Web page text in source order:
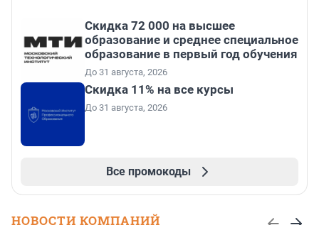
Скидка 72 000 на высшее
образование и среднее специальное
образование в первый год обучения
До 31 августа, 2026
Скидка 11% на все курсы
До 31 августа, 2026
Все промокоды
НОВОСТИ КОМПАНИЙ